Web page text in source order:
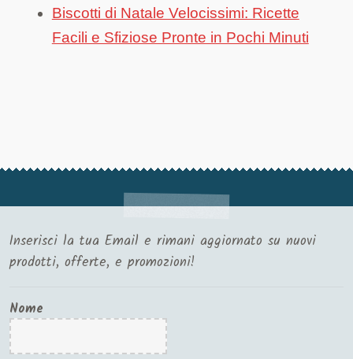
Biscotti di Natale Velocissimi: Ricette
Facili e Sfiziose Pronte in Pochi Minuti
Inserisci la tua Email e rimani aggiornato su nuovi
prodotti, offerte, e promozioni!
Nome